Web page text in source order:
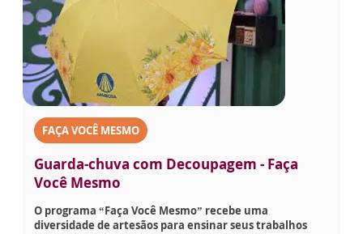
FAÇA VOCÊ MESMO
Guarda-chuva com Decoupagem - Faça
Você Mesmo
O programa “Faça Você Mesmo” recebe uma
diversidade de artesãos para ensinar seus trabalhos